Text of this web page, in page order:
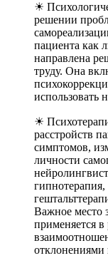
☀
решении
пациента как
направлена
труду. Она
использовать
☀
расстройств
симптомов,
личности
гипнотерапия,
Важное место
применяется
отклонениями